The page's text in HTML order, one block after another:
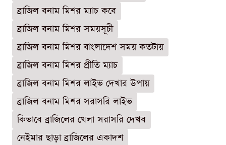
ব্রাজিল বনাম মিশর ম্যাচ কবে
ব্রাজিল বনাম মিশর সময়সূচী
ব্রাজিল বনাম মিশর বাংলাদেশ সময় কতটায়
ব্রাজিল বনাম মিশর প্রীতি ম্যাচ
ব্রাজিল বনাম মিশর লাইভ দেখার উপায়
ব্রাজিল বনাম মিশর সরাসরি লাইভ
কিভাবে ব্রাজিলের খেলা সরাসরি দেখব
নেইমার ছাড়া ব্রাজিলের একাদশ